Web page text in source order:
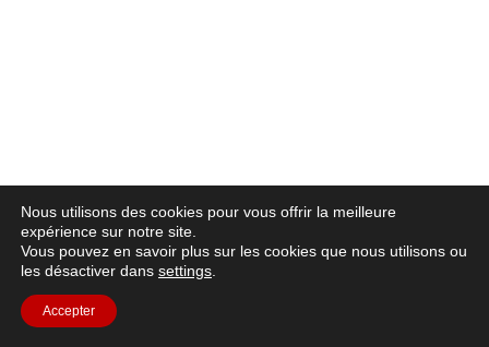
Nous utilisons des cookies pour vous offrir la meilleure
expérience sur notre site.
Vous pouvez en savoir plus sur les cookies que nous utilisons ou
les désactiver dans settings
Accepter